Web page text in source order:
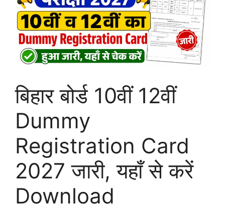
बिहार बोर्ड 10वीं 12वीं
Dummy
Registration Card
2027 जारी, यहाँ से करें
Download